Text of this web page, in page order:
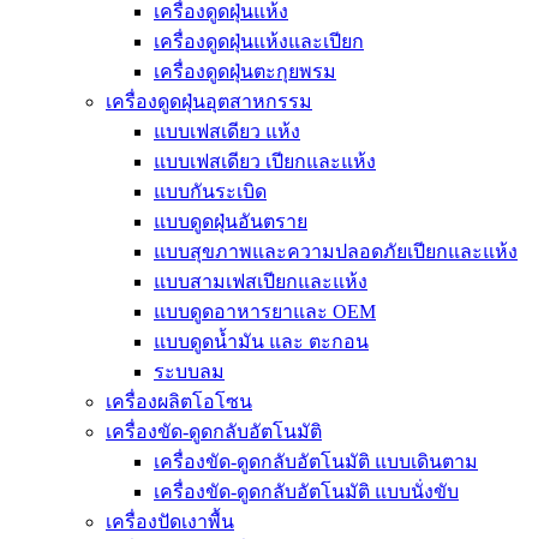
เครื่องดูดฝุ่นแห้ง
เครื่องดูดฝุ่นแห้งและเปียก
เครื่องดูดฝุ่นตะกุยพรม
เครื่องดูดฝุ่นอุตสาหกรรม
แบบเฟสเดียว แห้ง
แบบเฟสเดียว เปียกและแห้ง
แบบกันระเบิด
แบบดูดฝุ่นอันตราย
แบบสุขภาพและความปลอดภัยเปียกและแห้ง
แบบสามเฟสเปียกและแห้ง
แบบดูดอาหารยาและ OEM
แบบดูดน้ำมัน และ ตะกอน
ระบบลม
เครื่องผลิตโอโซน
เครื่องขัด-ดูดกลับอัตโนมัติ
เครื่องขัด-ดูดกลับอัตโนมัติ แบบเดินตาม
เครื่องขัด-ดูดกลับอัตโนมัติ แบบนั่งขับ
เครื่องปัดเงาพื้น